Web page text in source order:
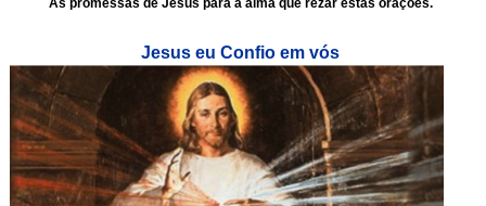
Jesus eu Confio em vós